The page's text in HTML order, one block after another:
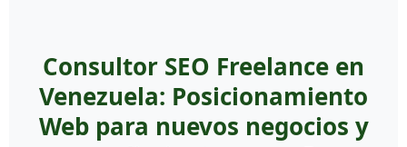
Consultor SEO Freelance en
Venezuela: Posicionamiento
Web para nuevos negocios y